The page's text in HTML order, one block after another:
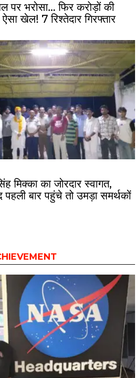
पर भरोसा… फिर करोड़ों की
खेल! 7 रिश्तेदार गिरफ्तार
मिक्का का जोरदार स्वागत,
पहली बार पहुंचे तो उमड़ा समर्थकों